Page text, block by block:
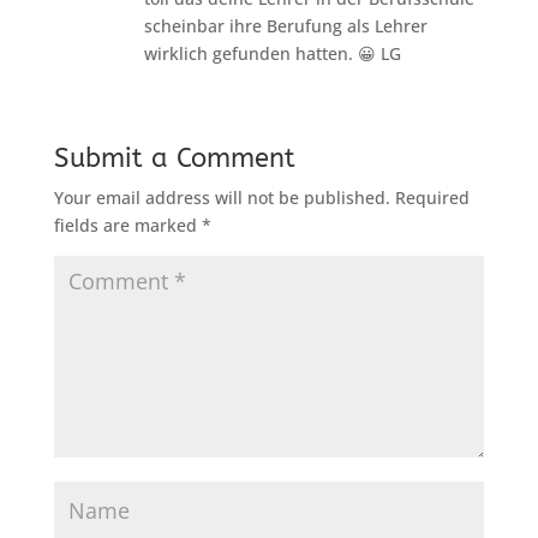
scheinbar ihre Berufung als Lehrer
wirklich gefunden hatten. 😀 LG
Submit a Comment
Your email address will not be published. Required
fields are marked *